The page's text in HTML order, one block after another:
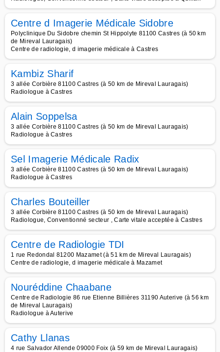
Centre d Imagerie Médicale Sidobre
Polyclinique Du Sidobre chemin St Hippolyte 81100 Castres (à 50 km
de Mireval Lauragais)
Centre de radiologie, d imagerie médicale à Castres
Kambiz Sharif
3 allée Corbière 81100 Castres (à 50 km de Mireval Lauragais)
Radiologue à Castres
Alain Soppelsa
3 allée Corbière 81100 Castres (à 50 km de Mireval Lauragais)
Radiologue à Castres
Sel Imagerie Médicale Radix
3 allée Corbière 81100 Castres (à 50 km de Mireval Lauragais)
Radiologue à Castres
Charles Bouteiller
3 allée Corbière 81100 Castres (à 50 km de Mireval Lauragais)
Radiologue, Conventionné secteur , Carte vitale acceptée à Castres
Centre de Radiologie TDI
1 rue Redondal 81200 Mazamet (à 51 km de Mireval Lauragais)
Centre de radiologie, d imagerie médicale à Mazamet
Nouréddine Chaabane
Centre de Radiologie 86 rue Etienne Billières 31190 Auterive (à 56 km
de Mireval Lauragais)
Radiologue à Auterive
Cathy Llanas
4 rue Salvador Allende 09000 Foix (à 59 km de Mireval Lauragais)